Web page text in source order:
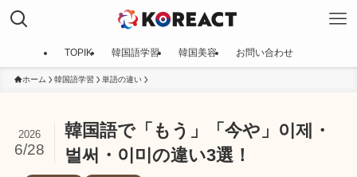
TOPIK 韓国語学習 韓国美容 お問い合わせ
ホーム 韓国語学習 単語の違い
韓国語で「もう」「今や」이제・
벌써・이미の違い3選！
2026
6/28